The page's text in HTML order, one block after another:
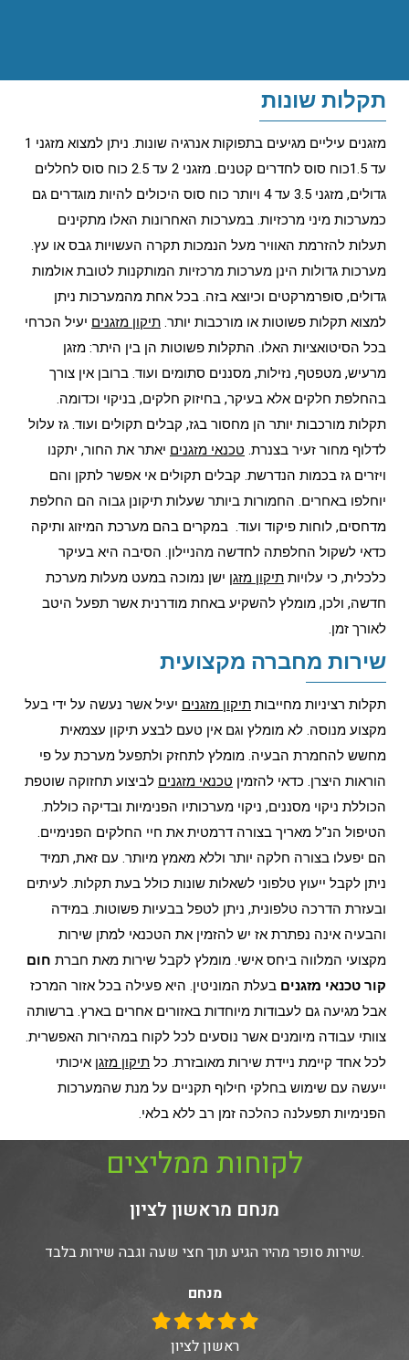
תקלות שונות
מזגנים עיליים מגיעים בתפוקות אנרגיה שונות. ניתן למצוא מזגני 1
עד 1.5כוח סוס לחדרים קטנים. מזגני 2 עד 2.5 כוח סוס לחללים
גדולים, מזגני 3.5 עד 4 ויותר כוח סוס היכולים להיות מוגדרים גם
כמערכות מיני מרכזיות. במערכות האחרונות האלו מתקינים
תעלות להזרמת האוויר מעל הנמכות תקרה העשויות גבס או עץ.
מערכות גדולות הינן מערכות מרכזיות המותקנות לטובת אולמות
גדולים, סופרמרקטים וכיוצא בזה. בכל אחת מהמערכות ניתן
למצוא תקלות פשוטות או מורכבות יותר. תיקון מזגנים יעיל הכרחי
בכל הסיטואציות האלו. התקלות פשוטות הן בין היתר: מזגן
מרעיש, מטפטף, נזילות, מסננים סתומים ועוד. ברובן אין צורך
בהחלפת חלקים אלא בעיקר, בחיזוק חלקים, בניקוי וכדומה.
תקלות מורכבות יותר הן מחסור בגז, קבלים תקולים ועוד. גז עלול
לדלוף מחור זעיר בצנרת. טכנאי מזגנים יאתר את החור, יתקנו
ויזרים גז בכמות הנדרשת. קבלים תקולים אי אפשר לתקן והם
יוחלפו באחרים. החמורות ביותר שעלות תיקונן גבוה הם החלפת
מדחסים, לוחות פיקוד ועוד. במקרים בהם מערכת המיזוג ותיקה
כדאי לשקול החלפתה לחדשה מהניילון. הסיבה היא בעיקר
כלכלית, כי עלויות תיקון מזגן ישן נמוכה במעט מעלות מערכת
חדשה, ולכן, מומלץ להשקיע באחת מודרנית אשר תפעל היטב
לאורך זמן.
שירות מחברה מקצועית
תקלות רציניות מחייבות תיקון מזגנים יעיל אשר נעשה על ידי בעל
מקצוע מנוסה. לא מומלץ וגם אין טעם לבצע תיקון עצמאית
מחשש להחמרת הבעיה. מומלץ לתחזק ולתפעל מערכת על פי
הוראות היצרן. כדאי להזמין טכנאי מזגנים לביצוע תחזוקה שוטפת
הכוללת ניקוי מסננים, ניקוי מערכותיו הפנימיות ובדיקה כוללת.
הטיפול הנ"ל מאריך בצורה דרמטית את חיי החלקים הפנימיים.
הם יפעלו בצורה חלקה יותר וללא מאמץ מיותר. עם זאת, תמיד
ניתן לקבל ייעוץ טלפוני לשאלות שונות כולל בעת תקלות. לעיתים
ובעזרת הדרכה טלפונית, ניתן לטפל בבעיות פשוטות. במידה
והבעיה אינה נפתרת אז יש להזמין את הטכנאי למתן שירות
מקצועי המלווה ביחס אישי. מומלץ לקבל שירות מאת חברת חום
קור טכנאי מזגנים בעלת המוניטין. היא פעילה בכל אזור המרכז
אבל מגיעה גם לעבודות מיוחדות באזורים אחרים בארץ. ברשותה
צוותי עבודה מיומנים אשר נוסעים לכל לקוח במהירות האפשרית.
לכל אחד קיימת ניידת שירות מאובזרת. כל תיקון מזגן איכותי
ייעשה עם שימוש בחלקי חילוף תקניים על מנת שהמערכות
הפנימיות תפעלנה כהלכה זמן רב ללא בלאי.
לקוחות ממליצים
מנחם מראשון לציון
שירות סופר מהיר הגיע תוך חצי שעה וגבה שירות בלבד.
מנחם
ראשון לציון